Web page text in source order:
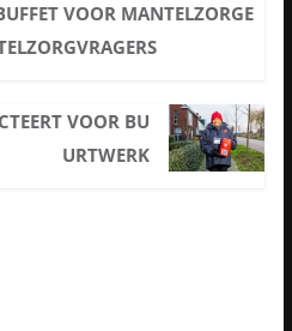
VOOR MANTELZORGE
VOOR BU
URTWERK